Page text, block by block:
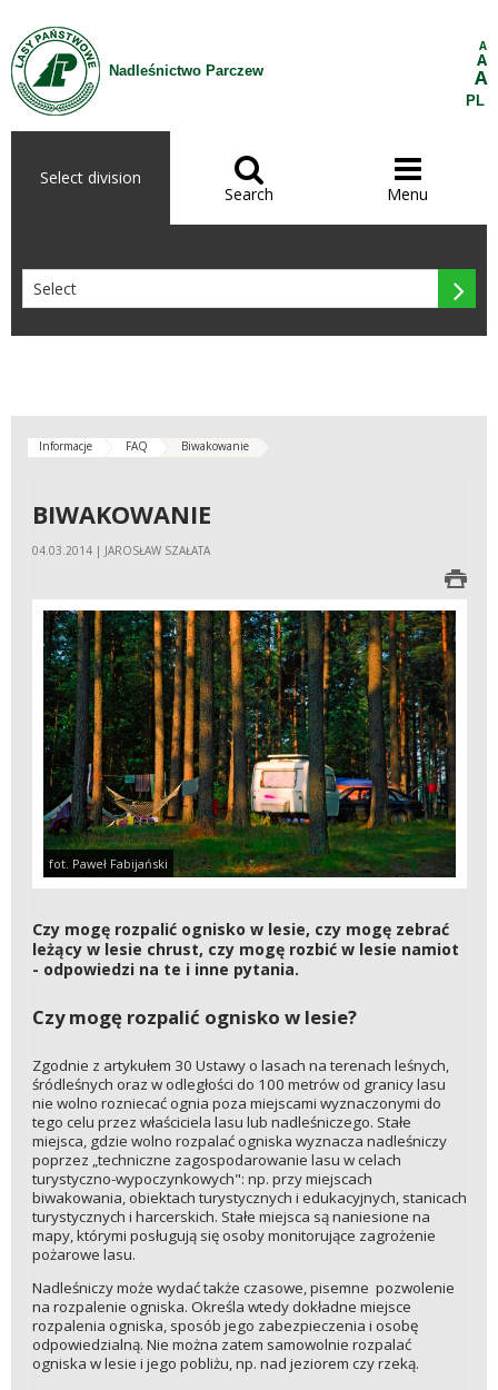
Skip to Content
Nadleśnictwo Parczew
A
A
A
PL
Select division 
Search

Menu

Informacje FAQ Biwakowanie
BIWAKOWANIE
04.03.2014 | JAROSŁAW SZAŁATA
fot. Paweł Fabijański
Czy mogę rozpalić ognisko w lesie, czy mogę zebrać
leżący w lesie chrust, czy mogę rozbić w lesie namiot
- odpowiedzi na te i inne pytania.
Czy mogę rozpalić ognisko w lesie?
Zgodnie z artykułem 30 Ustawy o lasach na terenach leśnych,
śródleśnych oraz w odległości do 100 metrów od granicy lasu
nie wolno rozniecać ognia poza miejscami wyznaczonymi do
tego celu przez właściciela lasu lub nadleśniczego. Stałe
miejsca, gdzie wolno rozpalać ogniska wyznacza nadleśniczy
poprzez „techniczne zagospodarowanie lasu w celach
turystyczno-wypoczynkowych": np. przy miejscach
biwakowania, obiektach turystycznych i edukacyjnych, stanicach
turystycznych i harcerskich. Stałe miejsca są naniesione na
mapy, którymi posługują się osoby monitorujące zagrożenie
pożarowe lasu.
Nadleśniczy może wydać także czasowe, pisemne pozwolenie
na rozpalenie ogniska. Określa wtedy dokładne miejsce
rozpalenia ogniska, sposób jego zabezpieczenia i osobę
odpowiedzialną. Nie można zatem samowolnie rozpalać
ogniska w lesie i jego pobliżu, np. nad jeziorem czy rzeką.